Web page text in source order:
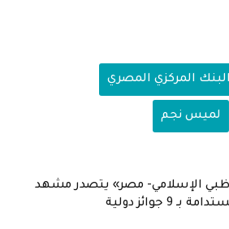
البنك المركزي المصري
لميس نجم
الإسلامي- مصر» يتصدر مشهد
9 جوائز دولية